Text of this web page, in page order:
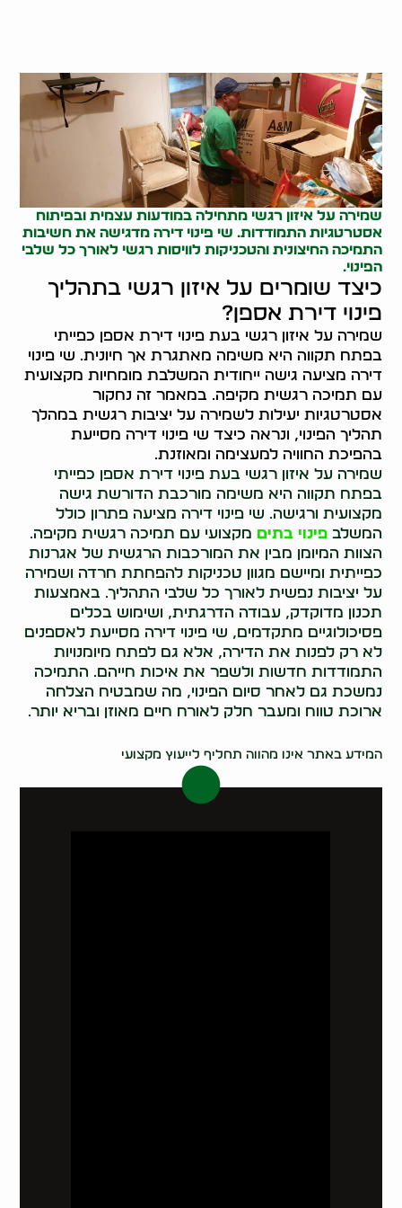
שמירה על איזון רגשי מתחילה במודעות עצמית ובפיתוח
אסטרטגיות התמודדות. שי פינוי דירה מדגישה את חשיבות
התמיכה החיצונית והטכניקות לוויסות רגשי לאורך כל שלבי
הפינוי.
כיצד שומרים על איזון רגשי בתהליך
פינוי דירת אספן?
שמירה על איזון רגשי בעת פינוי דירת אספן כפייתי
בפתח תקווה היא משימה מאתגרת אך חיונית. שי פינוי
דירה מציעה גישה ייחודית המשלבת מומחיות מקצועית
עם תמיכה רגשית מקיפה. במאמר זה נחקור
אסטרטגיות יעילות לשמירה על יציבות רגשית במהלך
תהליך הפינוי, ונראה כיצד שי פינוי דירה מסייעת
בהפיכת החוויה למעצימה ומאוזנת.
שמירה על איזון רגשי בעת פינוי דירת אספן כפייתי
בפתח תקווה היא משימה מורכבת הדורשת גישה
מקצועית ורגישה. שי פינוי דירה מציעה פתרון כולל
המשלבפינוי בתים מקצועי עם תמיכה רגשית מקיפה.
הצוות המיומן מבין את המורכבות הרגשית של אגרנות
כפייתית ומיישם מגוון טכניקות להפחתת חרדה ושמירה
על יציבות נפשית לאורך כל שלבי התהליך. באמצעות
תכנון מדוקדק, עבודה הדרגתית, ושימוש בכלים
פסיכולוגיים מתקדמים, שי פינוי דירה מסייעת לאספנים
לא רק לפנות את הדירה, אלא גם לפתח מיומנויות
התמודדות חדשות ולשפר את איכות חייהם. התמיכה
נמשכת גם לאחר סיום הפינוי, מה שמבטיח הצלחה
ארוכת טווח ומעבר חלק לאורח חיים מאוזן ובריא יותר.
המידע באתר אינו מהווה תחליף לייעוץ מקצועי